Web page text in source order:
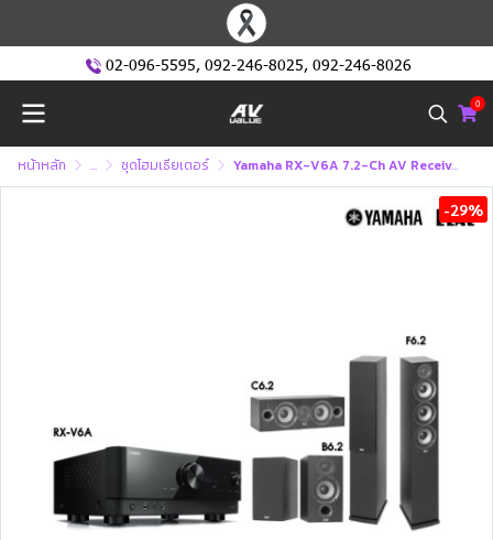
02-096-5595, 092-246-8025, 092-246-8026
0
หน้าหลัก ... ชุดโฮมเธียเตอร์ Yamaha RX-V6A 7.2-Ch AV Receiver + Elac F6.2+B6.2+C6.2 Home Theater Speaker ชุดลำโพงโฮมเธียเตอร์
-29%